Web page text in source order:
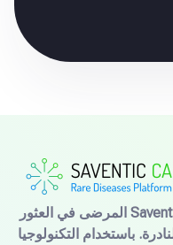
منذ عام 2019، تساعد شركة Saventic Care المرضى في العثور
التكنولوجيا